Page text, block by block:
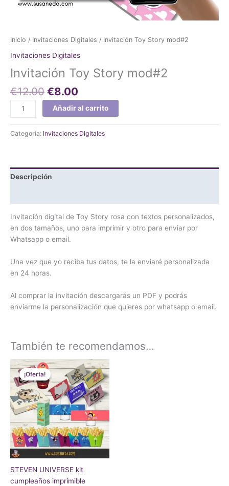
Inicio / Invitaciones Digitales / Invitación Toy Story mod#2
Invitaciones Digitales
Invitación Toy Story mod#2
€12.00 €8.00
Añadir al carrito
Categoría: Invitaciones Digitales
Descripción
Invitación digital de Toy Story rosa con textos personalizados,
en dos tamaños, uno para imprimir y otro para enviar por
Whatsapp o email.
Una vez que yo reciba tus datos, te la enviaré personalizada
en 24 horas.
Al comprar la invitación descargarás un PDF y podrás
enviarme la personalización que quieres por whatsapp o email.
También te recomendamos…
¡Oferta!
¡Oferta!
STEVEN UNIVERSE kit
cumpleaños imprimible
El
precio
original
era:
€45.00.
El
precio
actual
es:
€5.00.